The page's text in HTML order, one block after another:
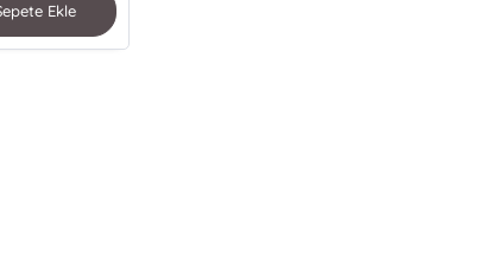
Ekle